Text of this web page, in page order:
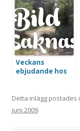
Veckans
ebjudande hos
Detta inlägg postades i
juni 2009.